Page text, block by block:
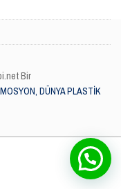
Bir
DÜNYA PLASTİK